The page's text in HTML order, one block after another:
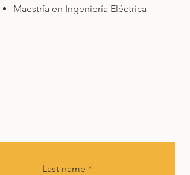
Maestría en Ingeniería Eléctrica
Last name